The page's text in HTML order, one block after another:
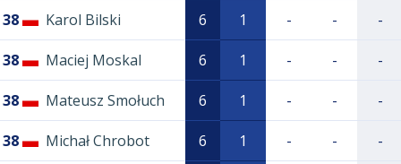
38 Karol Bilski 6 1 - - -
38 Maciej Moskal 6 1 - - -
38 Mateusz Smołuch 6 1 - - -
38 Michał Chrobot 6 1 - - -